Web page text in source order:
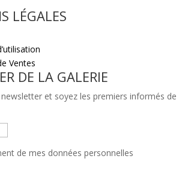
LÉGALES
Ventes
DE LA GALERIE
et soyez les premiers informés de
de mes données personnelles